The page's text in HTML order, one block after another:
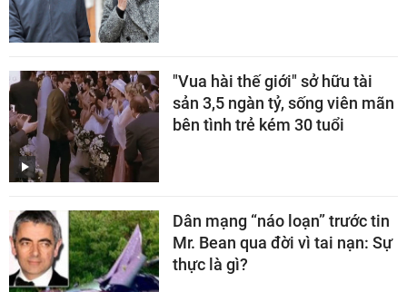
"Vua hài thế giới" sở hữu tài
sản 3,5 ngàn tỷ, sống viên mãn
bên tình trẻ kém 30 tuổi
Dân mạng “náo loạn” trước tin
Mr. Bean qua đời vì tai nạn: Sự
thực là gì?